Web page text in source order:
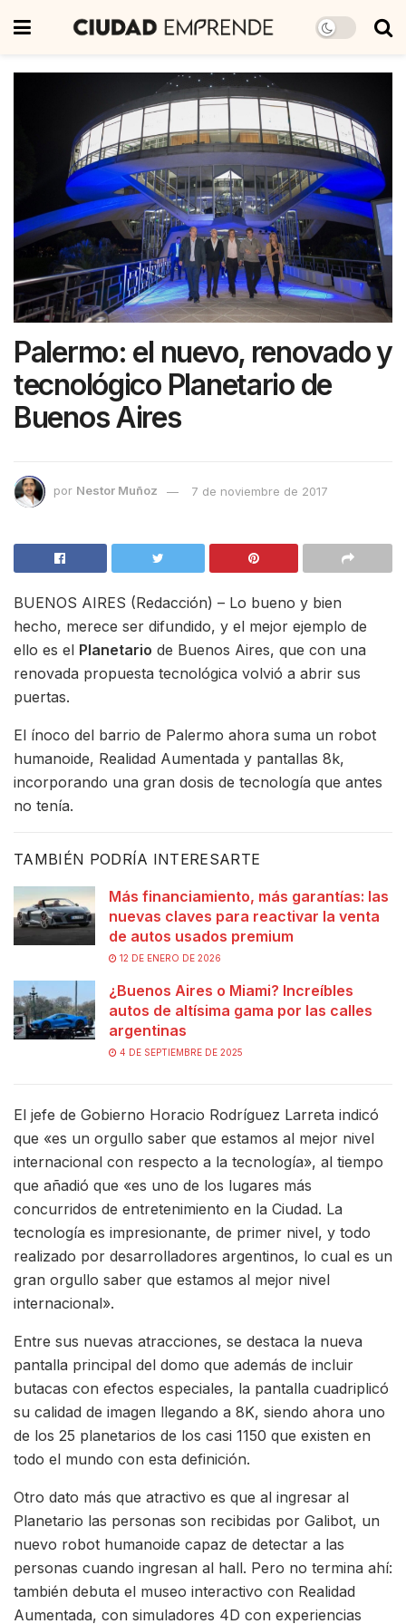
Palermo: el nuevo, renovado y
tecnológico Planetario de
Buenos Aires
por Nestor Muñoz 7 de noviembre de 2017
BUENOS AIRES (Redacción) – Lo bueno y bien
hecho, merece ser difundido, y el mejor ejemplo de
ello es el Planetario de Buenos Aires, que con una
renovada propuesta tecnológica volvió a abrir sus
puertas.
El ínoco del barrio de Palermo ahora suma un robot
humanoide, Realidad Aumentada y pantallas 8k,
incorporando una gran dosis de tecnología que antes
no tenía.
TAMBIÉN PODRÍA INTERESARTE
Más financiamiento, más garantías: las
nuevas claves para reactivar la venta
de autos usados premium
12 DE ENERO DE 2026
¿Buenos Aires o Miami? Increíbles
autos de altísima gama por las calles
argentinas
4 DE SEPTIEMBRE DE 2025
El jefe de Gobierno Horacio Rodríguez Larreta indicó
que «es un orgullo saber que estamos al mejor nivel
internacional con respecto a la tecnología», al tiempo
que añadió que «es uno de los lugares más
concurridos de entretenimiento en la Ciudad. La
tecnología es impresionante, de primer nivel, y todo
realizado por desarrolladores argentinos, lo cual es un
gran orgullo saber que estamos al mejor nivel
internacional».
Entre sus nuevas atracciones, se destaca la nueva
pantalla principal del domo que además de incluir
butacas con efectos especiales, la pantalla cuadriplicó
su calidad de imagen llegando a 8K, siendo ahora uno
de los 25 planetarios de los casi 1150 que existen en
todo el mundo con esta definición.
Otro dato más que atractivo es que al ingresar al
Planetario las personas son recibidas por Galibot, un
nuevo robot humanoide capaz de detectar a las
personas cuando ingresan al hall. Pero no termina ahí:
también debuta el museo interactivo con Realidad
Aumentada, con simuladores 4D con experiencias